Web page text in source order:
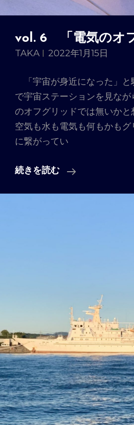
vol. 6 「電気のオ
TAKA 2022年1月15日
「宇宙が身近になった」と
で宇宙ステーションを見な
のオフグリッドでは無いかと
空気も水も電気も何もかもグ
に繋がってい
続きを読む
Vol.
ド」